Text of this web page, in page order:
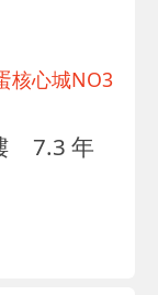
核心城NO3
7.3 年